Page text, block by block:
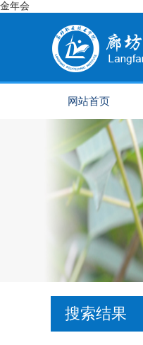
金年会
网站首页
搜索结果